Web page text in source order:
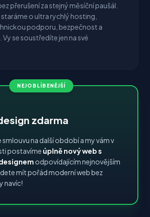
přerušení za stejný měsíční paušál.
staráme o ultra rychlý hosting,
podporu, bezpečnost a
se soustředíte jen na své
NEJOBLÍBENĚJŠÍ
zdarma
na další období a my vám v
postavíme úplně nový web s
odpovídajícím nejnovějším
mít pořád moderní web bez
navíc!